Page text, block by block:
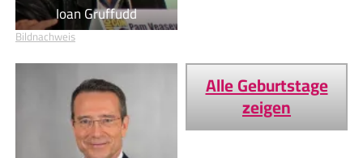
Ioan Gruffudd
Bildnachweis
Alle Geburtstage
zeigen